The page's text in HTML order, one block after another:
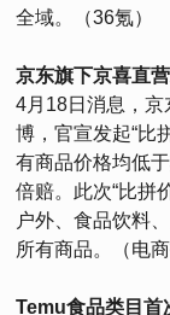
全域。（36氪）
京东旗下京喜直
4月18日消息，
博，官宣发起“比
有商品价格均低
倍赔。此次“比拼
户外、食品饮料
所有商品。（电商
Temu食品类目首